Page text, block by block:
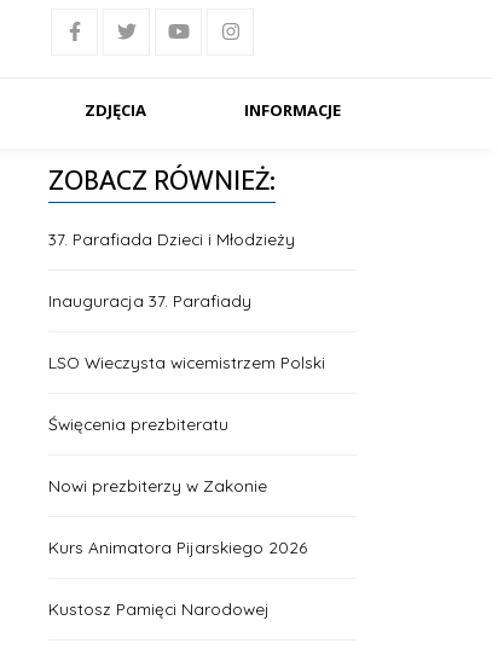
ZDJĘCIA INFORMACJE
ZOBACZ RÓWNIEŻ:
37. Parafiada Dzieci i Młodzieży
Inauguracja 37. Parafiady
LSO Wieczysta wicemistrzem Polski
Święcenia prezbiteratu
Nowi prezbiterzy w Zakonie
Kurs Animatora Pijarskiego 2026
Kustosz Pamięci Narodowej